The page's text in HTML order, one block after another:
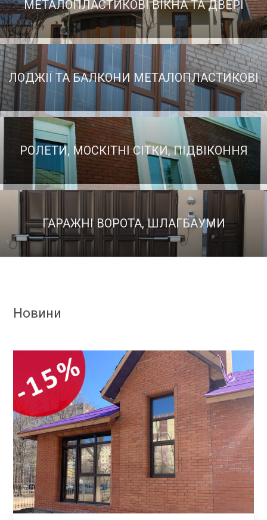
МЕТАЛОПЛАСТИКОВІ ВІКНА ТА ДВЕРІ
ЛОДЖІЇ ТА БАЛКОНИ МЕТАЛОПЛАСТИКОВІ
РОЛЕТИ, МОСКІТНІ СІТКИ, ПІДВІКОННЯ
ГАРАЖНІ ВОРОТА, ШЛАГБАУМИ
Новини